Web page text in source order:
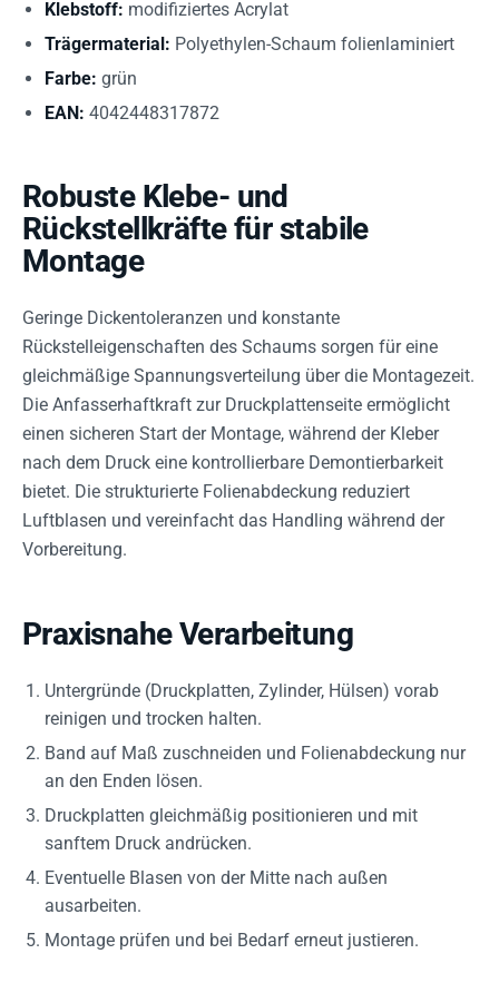
Klebstoff: modifiziertes Acrylat
Trägermaterial: Polyethylen-Schaum folienlaminiert
Farbe: grün
EAN: 4042448317872
Robuste Klebe- und
Rückstellkräfte für stabile
Montage
Geringe Dickentoleranzen und konstante
Rückstelleigenschaften des Schaums sorgen für eine
gleichmäßige Spannungsverteilung über die Montagezeit.
Die Anfasserhaftkraft zur Druckplattenseite ermöglicht
einen sicheren Start der Montage, während der Kleber
nach dem Druck eine kontrollierbare Demontierbarkeit
bietet. Die strukturierte Folienabdeckung reduziert
Luftblasen und vereinfacht das Handling während der
Vorbereitung.
Praxisnahe Verarbeitung
Untergründe (Druckplatten, Zylinder, Hülsen) vorab
reinigen und trocken halten.
Band auf Maß zuschneiden und Folienabdeckung nur
an den Enden lösen.
Druckplatten gleichmäßig positionieren und mit
sanftem Druck andrücken.
Eventuelle Blasen von der Mitte nach außen
ausarbeiten.
Montage prüfen und bei Bedarf erneut justieren.